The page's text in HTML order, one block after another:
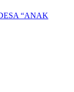
“ANAK